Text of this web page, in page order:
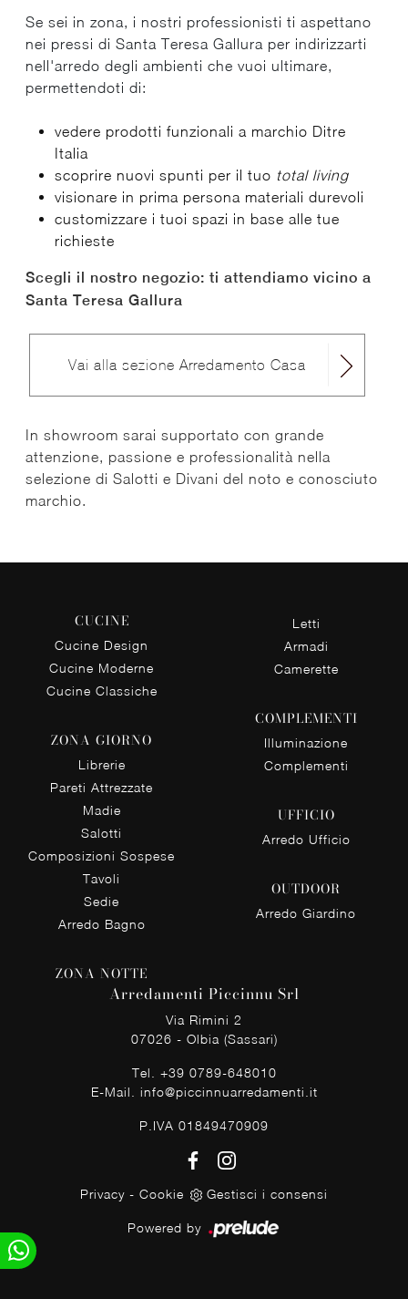
Se sei in zona, i nostri professionisti ti aspettano
nei pressi di Santa Teresa Gallura per indirizzarti
nell'arredo degli ambienti che vuoi ultimare,
permettendoti di:
vedere prodotti funzionali a marchio Ditre
Italia
scoprire nuovi spunti per il tuo total living
visionare in prima persona materiali durevoli
customizzare i tuoi spazi in base alle tue
richieste
Scegli il nostro negozio: ti attendiamo vicino a
Santa Teresa Gallura
Vai alla sezione Arredamento Casa
In showroom sarai supportato con grande
attenzione, passione e professionalità nella
selezione di Salotti e Divani del noto e conosciuto
marchio.
CUCINE
Cucine Design
Cucine Moderne
Cucine Classiche
ZONA GIORNO
Librerie
Pareti Attrezzate
Madie
Salotti
Composizioni Sospese
Tavoli
Sedie
Arredo Bagno
ZONA NOTTE
Letti
Armadi
Camerette
COMPLEMENTI
Illuminazione
Complementi
UFFICIO
Arredo Ufficio
OUTDOOR
Arredo Giardino
Arredamenti Piccinnu Srl
Via Rimini 2
07026 - Olbia (Sassari)
Tel. +39 0789-648010
E-Mail. info@piccinnuarredamenti.it
P.IVA 01849470909
Privacy - Cookie Gestisci i consensi
Powered by